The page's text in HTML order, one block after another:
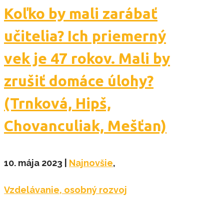
Koľko by mali zarábať
učitelia? Ich priemerný
vek je 47 rokov. Mali by
zrušiť domáce úlohy?
(Trnková, Hipš,
Chovanculiak, Mešťan)
10. mája 2023 Najnovšie,
Vzdelávanie, osobný rozvoj